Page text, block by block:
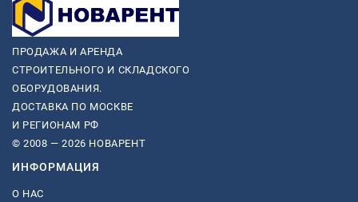
ПРОДАЖА И АРЕНДА
СТРОИТЕЛЬНОГО И СКЛАДСКОГО
ОБОРУДОВАНИЯ.
ДОСТАВКА ПО МОСКВЕ
И РЕГИОНАМ РФ
© 2008 — 2026 НОВАРЕНТ
ИНФОРМАЦИЯ
О НАС